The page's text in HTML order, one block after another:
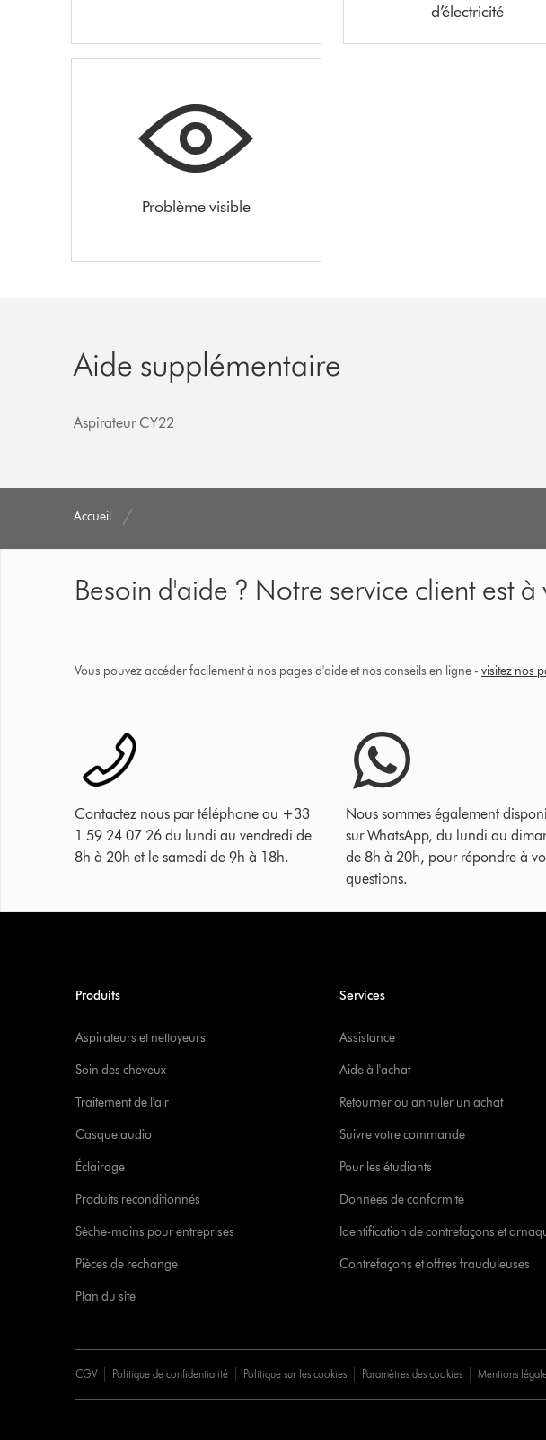
d’électricité
Problème visible
Aide supplémentaire
Aspirateur CY22
Accueil
Besoin d'aide ? Notre service client est à
Vous pouvez accéder facilement à nos pages d'aide et nos conseils en ligne - visitez nos
Contactez nous par téléphone au +33
1 59 24 07 26 du lundi au vendredi de
8h à 20h et le samedi de 9h à 18h.
Nous sommes également
sur WhatsApp, du lundi au
de 8h à 20h, pour répondre à
questions.
Produits
Aspirateurs et nettoyeurs
Soin des cheveux
Traitement de l'air
Casque audio
Éclairage
Produits reconditionnés
Sèche-mains pour entreprises
Pièces de rechange
Plan du site
Services
Assistance
Aide à l'achat
Retourner ou annuler un achat
Suivre votre commande
Pour les étudiants
Données de conformité
Identification de contrefaçons et
Contrefaçons et offres frauduleuses
CGV Politique de confidentialité Politique sur les cookies Paramètres des cookies Mentions